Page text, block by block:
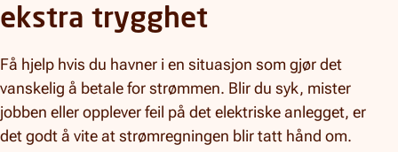
ekstra trygghet
Få hjelp hvis du havner i en situasjon som gjør det
vanskelig å betale for strømmen. Blir du syk, mister
jobben eller opplever feil på det elektriske anlegget, er
det godt å vite at strømregningen blir tatt hånd om.